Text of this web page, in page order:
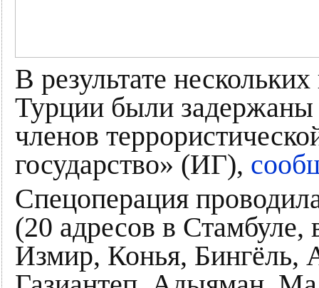
В результате
Турции были задержаны
членов
государство» (ИГ),
Спецоперация
(20 адресов в
Измир, Конья,